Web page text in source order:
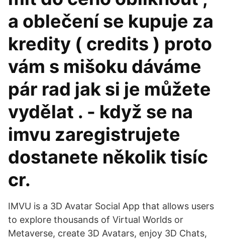
a oblečení se kupuje za
kredity ( credits ) proto
vám s mišoku dáváme
pár rad jak si je můžete
vydělat . - když se na
imvu zaregistrujete
dostanete několik tisíc
cr.
IMVU is a 3D Avatar Social App that allows users
to explore thousands of Virtual Worlds or
Metaverse, create 3D Avatars, enjoy 3D Chats,